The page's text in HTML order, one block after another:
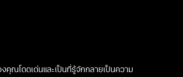
คุณโดดเด่นและเป็นที่รู้จักกลายเป็นความ